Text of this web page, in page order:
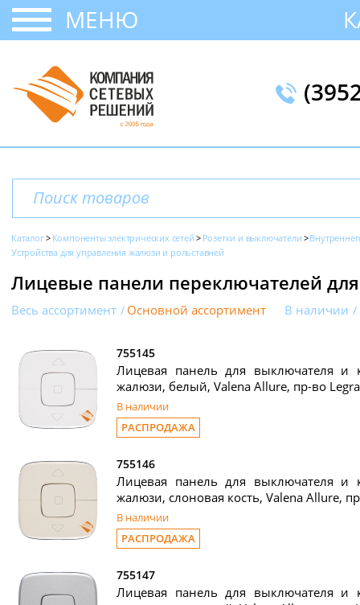
МЕНЮ
Каталог Компоненты электрических сетей Розетки и выключатели
Устройства для управления жалюзи и рольставней
Лицевые панели переключателей
Весь ассортимент Основной ассортимент В наличии
755145
Лицевая панель для выключателя и
жалюзи, белый, Valena Allure, пр-во
В наличии
РАСПРОДАЖА
755146
Лицевая панель для выключателя и
жалюзи, слоновая кость, Valena Allure,
В наличии
РАСПРОДАЖА
755147
Лицевая панель для выключателя и